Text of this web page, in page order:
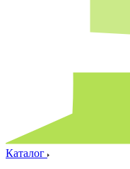
Каталог